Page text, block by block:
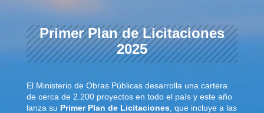
Primer Plan de Licitaciones
2025
El Ministerio de Obras Públicas desarrolla una cartera
de cerca de 2.200 proyectos en todo el país y este año
lanza su Primer Plan de Licitaciones , que incluye a las